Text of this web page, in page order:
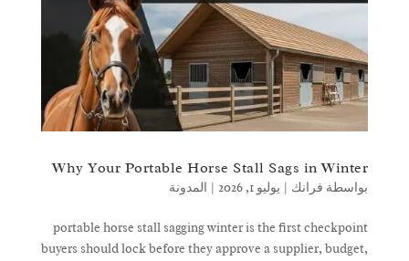
Why Your Portable Horse Stall Sags in Winter
بواسطة فرانك | يوليو 1, 2026 | المدونة
portable horse stall sagging winter is the first checkpoint
buyers should lock before they approve a supplier, budget,